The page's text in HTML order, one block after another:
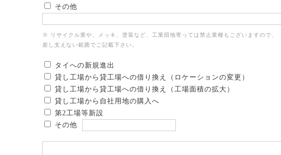
その他
※ リサイクル業や、メッキ、塗装など、工業団地寄っては禁止業種もございますので、
差し支えない範囲でご記載下さい。
タイへの新規進出
貸し工場から貸工場への借り換え（ロケーションの変更）
貸し工場から貸工場への借り換え（工場面積の拡大）
貸し工場から自社用地の購入へ
第2工場等新設
その他